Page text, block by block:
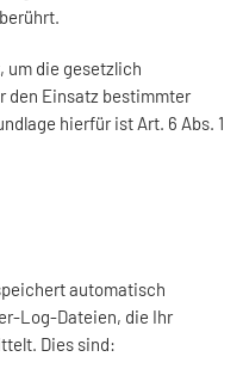
um die gesetzlich
den Einsatz bestimmter
hierfür ist Art. 6 Abs. 1
automatisch
Log-Dateien, die Ihr
Dies sind: